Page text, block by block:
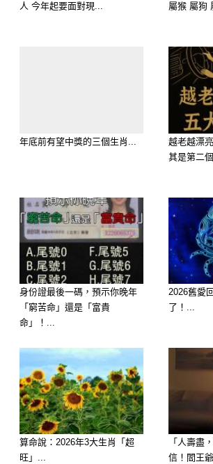
🏅 第四名：生肖雞 —— 偏
確幸多
屬雞的朋友明天手氣極佳，
彩券或參與小抽獎，都容
穫。明天適合處理帳務，
比想像中更有錢！
人 今年起要面對現...
屬猴 屬狗
年底前有望中獎的三個生肖...
越老越漂
其是第二個
身份證最後一碼，預示你晚年
「窮苦命」還是「富貴
命」！...
2026舊愛
了！...
算命說：2026年3大生肖「超
旺」...
「人壽盡
信！閻王